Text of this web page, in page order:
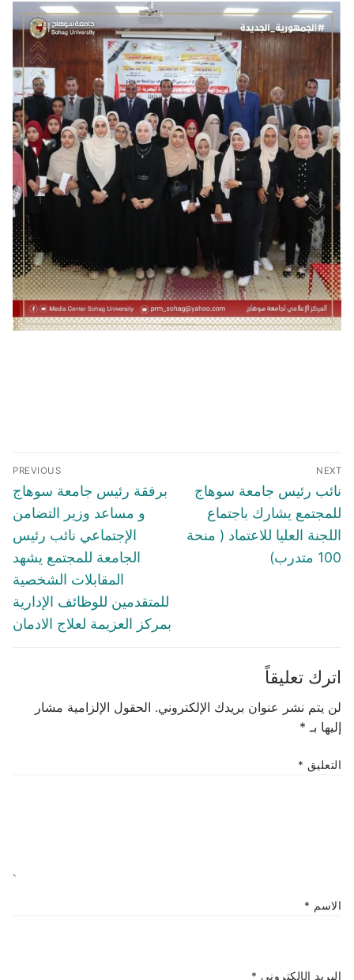
تصفّح
المقالات
PREVIOUS
Previous
برفقة رئيس جامعة سوهاج
و مساعد وزير التضامن
الإجتماعي نائب رئيس
الجامعة للمجتمع يشهد
المقابلات الشخصية
للمتقدمين للوظائف الإدارية
بمركز العزيمة لعلاج الادمان
NEXT
Next
post:
نائب رئيس جامعة سوهاج
للمجتمع يشارك باجتماع
اللجنة العليا للاعتماد ( منحة
100 متدرب)
اترك تعليقاً
لن يتم نشر عنوان بريدك الإلكتروني. الحقول الإلزامية مشار
إليها بـ *
التعليق *
الاسم *
البريد الإلكتروني *